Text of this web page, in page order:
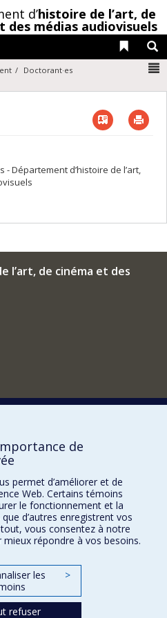
d’histoire de l’art, de
des médias audiovisuels
Liens
Doctorant·es
Vcard
Département d’histoire de l’art,
l’art, de cinéma et des
de
permet d’améliorer et de
Web. Certains témoins
le fonctionnement et la
d’autres enregistrent vos
vous consentez à notre
répondre à vos besoins.
les
>
refuser